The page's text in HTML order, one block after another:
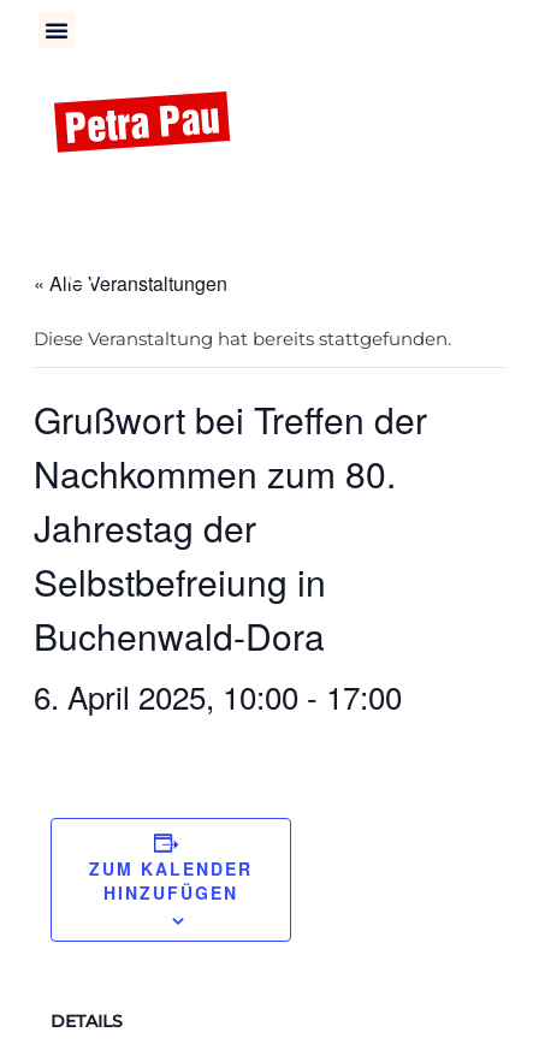
« Alle Veranstaltungen
Diese Veranstaltung hat bereits stattgefunden.
Grußwort bei Treffen der
Nachkommen zum 80.
Jahrestag der
Selbstbefreiung in
Buchenwald-Dora
6. April 2025, 10:00- 17:00
ZUM KALENDER
HINZUFÜGEN
DETAILS